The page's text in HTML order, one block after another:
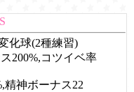
S
化球(2種練習)
200%,コツイベ率
精神ボーナス22